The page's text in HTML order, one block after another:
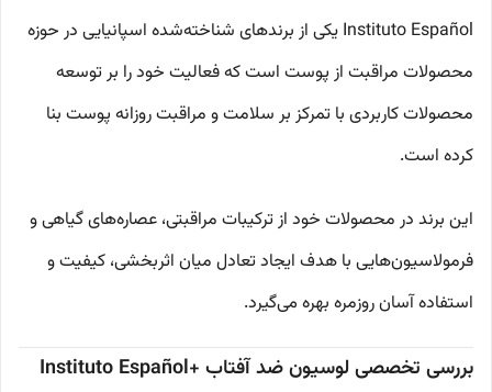
Instituto Español یکی از برندهای شناخته‌شده اسپانیایی در حوزه
محصولات مراقبت از پوست است که فعالیت خود را بر توسعه
محصولات کاربردی با تمرکز بر سلامت و مراقبت روزانه پوست بنا
کرده است.
این برند در محصولات خود از ترکیبات مراقبتی، عصاره‌های گیاهی و
فرمولاسیون‌هایی با هدف ایجاد تعادل میان اثربخشی، کیفیت و
استفاده آسان روزمره بهره می‌گیرد.
بررسی تخصصی لوسیون ضد آفتاب +Instituto Español